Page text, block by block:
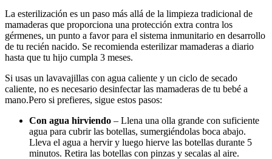
La esterilización es un paso más allá de la limpieza tradicional de
mamaderas que proporciona una protección extra contra los
gérmenes, un punto a favor para el sistema inmunitario en desarrollo
de tu recién nacido. Se recomienda esterilizar mamaderas a diario
hasta que tu hijo cumpla 3 meses.
Si usas un lavavajillas con agua caliente y un ciclo de secado
caliente, no es necesario desinfectar las mamaderas de tu bebé a
mano.Pero si prefieres, sigue estos pasos:
Con agua hirviendo – Llena una olla grande con suficiente
agua para cubrir las botellas, sumergiéndolas boca abajo.
Lleva el agua a hervir y luego hierve las botellas durante 5
minutos. Retira las botellas con pinzas y secalas al aire.